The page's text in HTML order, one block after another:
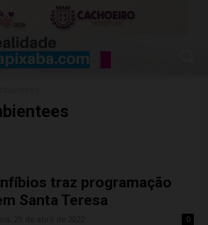
traz programação
Santa Teresa
0